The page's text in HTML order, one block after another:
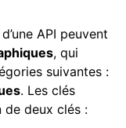
API peuvent
, qui
suivantes :
. Les clés
de deux clés :